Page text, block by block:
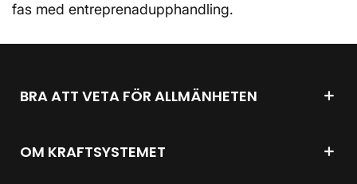
fas med entreprenadupphandling.
BRA ATT VETA FÖR ALLMÄNHETEN
OM KRAFTSYSTEMET